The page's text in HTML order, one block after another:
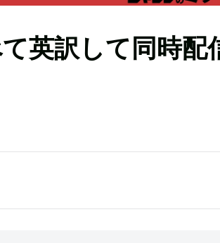
英訳して同時配